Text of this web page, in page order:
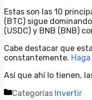
Estas son las 10
(BTC) sigue
(USDC) y BNB (BNB)
Cabe destacar que
constantemente.
Así que ahí lo tienen,
Categorías Invertir